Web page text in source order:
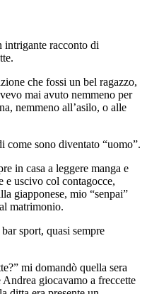
intrigante racconto di
che fossi un bel ragazzo,
mai avuto nemmeno per
nemmeno all’asilo, o alle
come sono diventato “uomo”.
in casa a leggere manga e
e uscivo col contagocce,
giapponese, mio “senpai”
matrimonio.
sport, quasi sempre
mi domandò quella sera
giocavamo a freccette